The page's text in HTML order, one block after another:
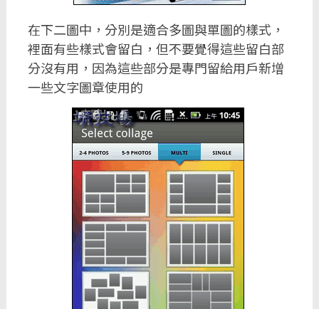
在下二圖中，分別是適合多圖與單圖的樣式，
裡面有些樣式會留白，但不要覺得這些留白部
分沒有用，因為這些部分是專門留給用戶新增
一些文字圖章使用的